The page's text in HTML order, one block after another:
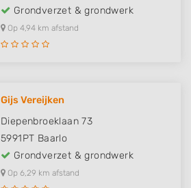
Grondverzet & grondwerk
Op 4,94 km afstand
Gijs Vereijken
Diepenbroeklaan 73
5991PT Baarlo
Grondverzet & grondwerk
Op 6,29 km afstand